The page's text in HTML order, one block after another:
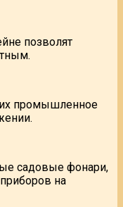
позволят
промышленное
садовые фонари,
на